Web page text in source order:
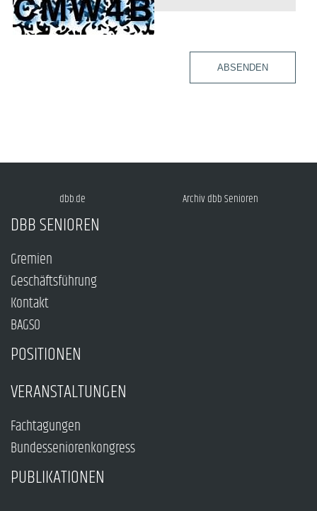
ABSENDEN
dbb.de Archiv dbb Senioren
DBB SENIOREN
Gremien
Geschäftsführung
Kontakt
BAGSO
POSITIONEN
VERANSTALTUNGEN
Fachtagungen
Bundesseniorenkongress
PUBLIKATIONEN